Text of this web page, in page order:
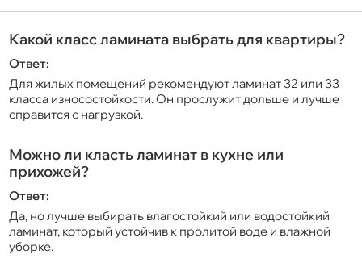
Какой класс ламината выбрать для квартиры?
Ответ:
Для жилых помещений рекомендуют ламинат 32 или 33
класса износостойкости. Он прослужит дольше и лучше
справится с нагрузкой.
Можно ли класть ламинат в кухне или
прихожей?
Ответ:
Да, но лучше выбирать влагостойкий или водостойкий
ламинат, который устойчив к пролитой воде и влажной
уборке.